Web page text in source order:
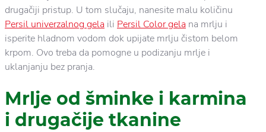
drugačiji pristup. U tom slučaju, nanesite malu količinu
Persil univerzalnog gela ili Persil Color gela na mrlju i
isperite hladnom vodom dok upijate mrlju čistom belom
krpom. Ovo treba da pomogne u podizanju mrlje i
uklanjanju bez pranja.
Mrlje od šminke i karmina
i drugačije tkanine